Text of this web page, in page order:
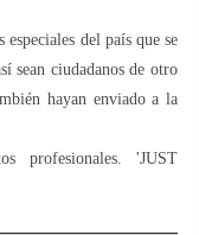
del país que se
sean ciudadanos de otro
hayan enviado a la
profesionales. 'JUST